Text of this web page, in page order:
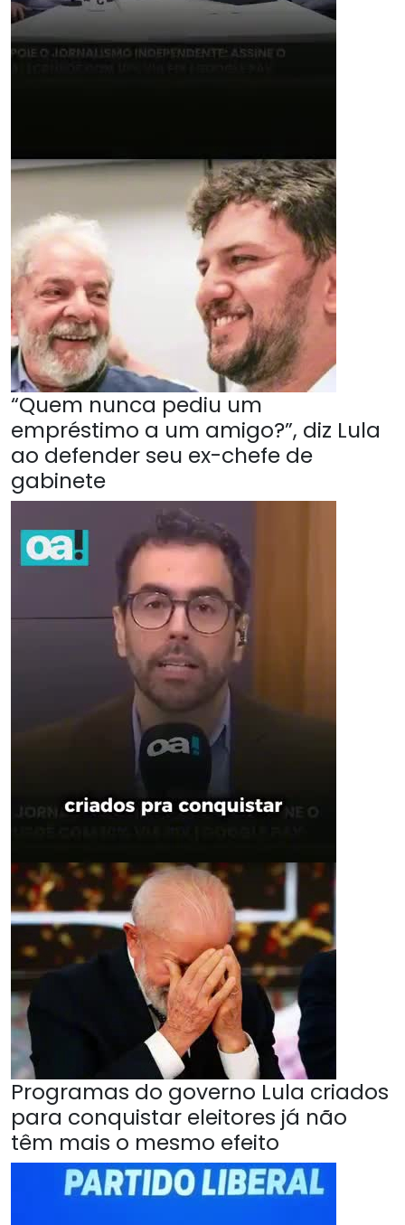
“Quem nunca pediu um
empréstimo a um amigo?”, diz Lula
ao defender seu ex-chefe de
gabinete
Programas do governo Lula criados
para conquistar eleitores já não
têm mais o mesmo efeito